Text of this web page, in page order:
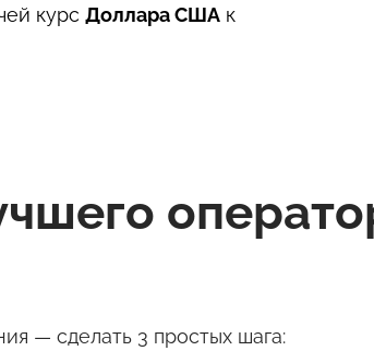
курс Доллара США к
— сделать 3 простых шага: